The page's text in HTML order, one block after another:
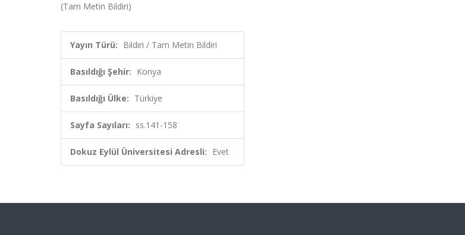
(Tam Metin Bildiri)
Yayın Türü: Bildiri / Tam Metin Bildiri
Basıldığı Şehir: Konya
Basıldığı Ülke: Türkiye
Sayfa Sayıları: ss.141-158
Dokuz Eylül Üniversitesi Adresli: Evet